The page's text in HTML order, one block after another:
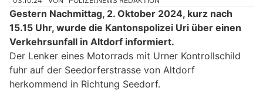
Gestern Nachmittag, 2. Oktober 2024, kurz nach
15.15 Uhr, wurde die Kantonspolizei Uri über einen
Verkehrsunfall in Altdorf informiert.
Der Lenker eines Motorrads mit Urner Kontrollschild
fuhr auf der Seedorferstrasse von Altdorf
herkommend in Richtung Seedorf.